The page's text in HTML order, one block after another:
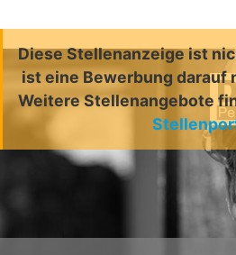
Diese Stellenanzeige ist
ist eine Bewerbung darauf
Weitere Stellenangebote